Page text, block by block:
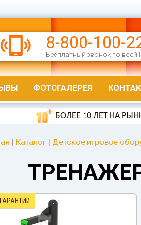
8-800-100-
Бесплатный звонок по всей
ФОТОГАЛЕРЕЯ
БОЛЕЕ 10 ЛЕТ НА
| Каталог | Детское игровое
ГАРАНТИИ